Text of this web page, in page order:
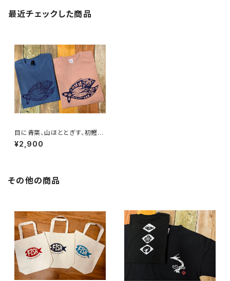
最近チェックした商品
目に青葉、山ほととぎす、初鰹＊
Tシャツ
¥2,900
その他の商品